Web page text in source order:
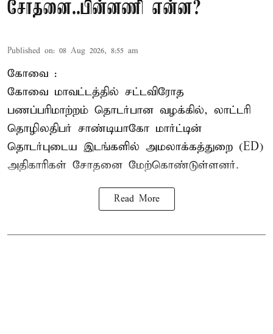
சோதனை..பின்னணி என்ன?
Published on: 08 Aug 2026, 8:55 am
கோவை :
கோவை மாவட்டத்தில் சட்டவிரோத
பணப்பரிமாற்றம் தொடர்பான வழக்கில், லாட்டரி
தொழிலதிபர் சாண்டியாகோ மார்ட்டின்
தொடர்புடைய இடங்களில் அமலாக்கத்துறை (ED)
அதிகாரிகள் சோதனை மேற்கொண்டுள்ளனர்.
Read More